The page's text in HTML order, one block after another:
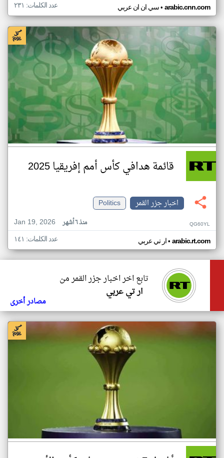
سي ان ان عربي• arabic.cnn.com عدد الكلمات: ٢٣١
قائمة هدافي كأس أمم إفريقيا 2025
اخبار جزر القمر
Politics
Jan 19, 2026
منذ ٦ أشهر QG60YL
ار تي عربي• arabic.rt.com عدد الكلمات: ١٤١
تابع اخر اخبار جزر القمر من
ار تي عربي
مصادر أخرى